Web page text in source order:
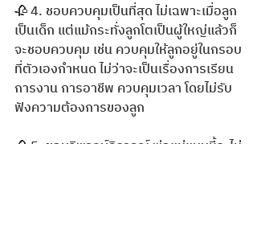
🥀 4. ชอบควบคุมเป็นที่สุด ไม่เฉพาะเมื่อลูก
เป็นเด็ก แต่แม้กระทั่งลูกโตเป็นผู้ใหญ่แล้วก็
จะชอบควบคุม เช่น ควบคุมให้ลูกอยู่ในกรอบ
ที่ตัวเองกำหนด ไม่ว่าจะเป็นเรื่องการเรียน
การงาน การอาชีพ ควบคุมเวลา โดยไม่รับ
ฟังความต้องการของลูก
🥀 5. ชอบวิพากษ์วิจารณ์ พ่อแม่แบบนี้จะไม่